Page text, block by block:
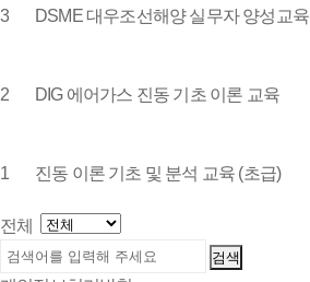
3 DSME 대우조선해양 실무자 양성교육
2 DIG 에어가스 진동 기초 이론 교육
1 진동 이론 기초 및 분석 교육 (초급)
전체